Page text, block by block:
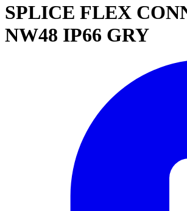
SPLICE FLEX
NW48 IP66 GRY